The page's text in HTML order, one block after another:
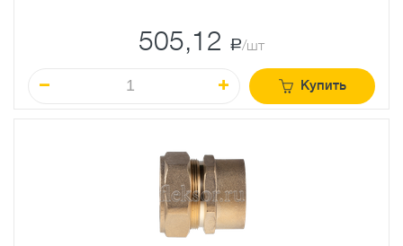
505,12 a/шт
Купить